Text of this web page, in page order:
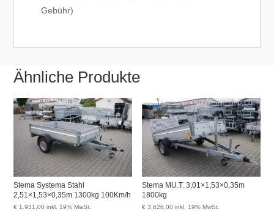
Gebühr)
Ähnliche Produkte
Stema Systema Stahl
2,51×1,53×0,35m 1300kg 100Km/h
€ 1.931,00 inkl. 19% MwSt.
Stema MU.T. 3,01×1,53×0,35m
1800kg
€ 3.626,00 inkl. 19% MwSt.